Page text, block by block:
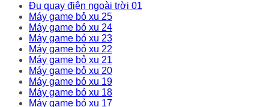
Đu quay điện ngoài trời 01
Máy game bỏ xu 25
Máy game bỏ xu 24
Máy game bỏ xu 23
Máy game bỏ xu 22
Máy game bỏ xu 21
Máy game bỏ xu 20
Máy game bỏ xu 19
Máy game bỏ xu 18
Máy game bỏ xu 17